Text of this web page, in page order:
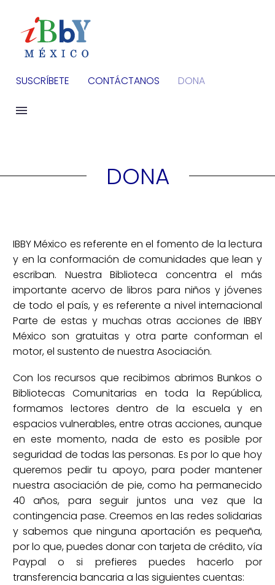
SUSCRÍBETE CONTÁCTANOS DONA
DONA
IBBY México es referente en el fomento de la lectura
y en la conformación de comunidades que lean y
escriban. Nuestra Biblioteca concentra el más
importante acervo de libros para niños y jóvenes
de todo el país, y es referente a nivel internacional
Parte de estas y muchas otras acciones de IBBY
México son gratuitas y otra parte conforman el
motor, el sustento de nuestra Asociación.
Con los recursos que recibimos abrimos Bunkos o
Bibliotecas Comunitarias en toda la República,
formamos lectores dentro de la escuela y en
espacios vulnerables, entre otras acciones, aunque
en este momento, nada de esto es posible por
seguridad de todas las personas. Es por lo que hoy
queremos pedir tu apoyo, para poder mantener
nuestra asociación de pie, como ha permanecido
40 años, para seguir juntos una vez que la
contingencia pase. Creemos en las redes solidarias
y sabemos que ninguna aportación es pequeña,
por lo que, puedes donar con tarjeta de crédito, vía
Paypal o si prefieres puedes hacerlo por
transferencia bancaria a las siguientes cuentas: